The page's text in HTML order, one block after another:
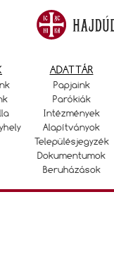
ADATTÁR
Papjaink
Parókiák
Intézmények
Alapítványok
Településjegyzék
Dokumentumok
Beruházások